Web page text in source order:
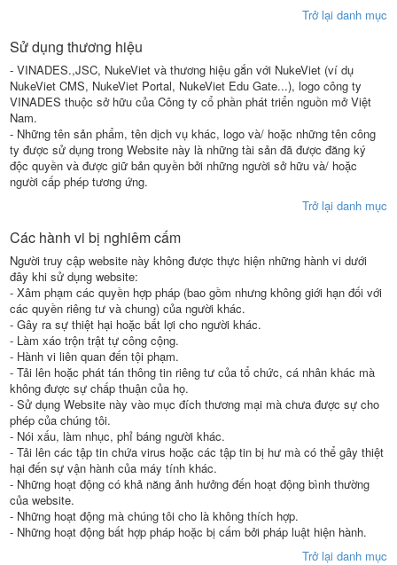
Trở lại danh mục
Sử dụng thương hiệu
- VINADES.,JSC, NukeViet và thương hiệu gắn với NukeViet (ví dụ
NukeViet CMS, NukeViet Portal, NukeViet Edu Gate...), logo công ty
VINADES thuộc sở hữu của Công ty cổ phần phát triển nguồn mở Việt
Nam.
- Những tên sản phẩm, tên dịch vụ khác, logo và/ hoặc những tên công
ty được sử dụng trong Website này là những tài sản đã được đăng ký
độc quyền và được giữ bản quyền bởi những người sở hữu và/ hoặc
người cấp phép tương ứng.
Trở lại danh mục
Các hành vi bị nghiêm cấm
Người truy cập website này không được thực hiện những hành vi dưới
đây khi sử dụng website:
- Xâm phạm các quyền hợp pháp (bao gồm nhưng không giới hạn đối với
các quyền riêng tư và chung) của người khác.
- Gây ra sự thiệt hại hoặc bất lợi cho người khác.
- Làm xáo trộn trật tự công cộng.
- Hành vi liên quan đến tội phạm.
- Tải lên hoặc phát tán thông tin riêng tư của tổ chức, cá nhân khác mà
không được sự chấp thuận của họ.
- Sử dụng Website này vào mục đích thương mại mà chưa được sự cho
phép của chúng tôi.
- Nói xấu, làm nhục, phỉ báng người khác.
- Tải lên các tập tin chứa virus hoặc các tập tin bị hư mà có thể gây thiệt
hại đến sự vận hành của máy tính khác.
- Những hoạt động có khả năng ảnh hưởng đến hoạt động bình thường
của website.
- Những hoạt động mà chúng tôi cho là không thích hợp.
- Những hoạt động bất hợp pháp hoặc bị cấm bởi pháp luật hiện hành.
Trở lại danh mục